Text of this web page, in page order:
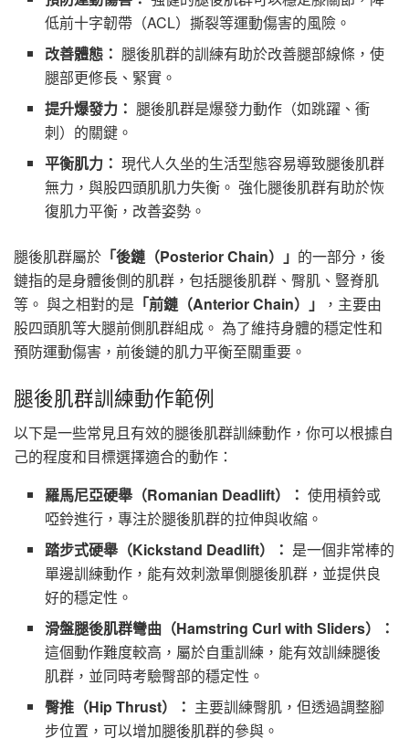
低前十字韌帶（ACL）撕裂等運動傷害的風險。
改善體態： 腿後肌群的訓練有助於改善腿部線條，使
腿部更修長、緊實。
提升爆發力： 腿後肌群是爆發力動作（如跳躍、衝
刺）的關鍵。
平衡肌力： 現代人久坐的生活型態容易導致腿後肌群
無力，與股四頭肌肌力失衡。 強化腿後肌群有助於恢
復肌力平衡，改善姿勢。
腿後肌群屬於 「後鏈（Posterior Chain）」 的一部分，後
鏈指的是身體後側的肌群，包括腿後肌群、臀肌、豎脊肌
等。 與之相對的是 「前鏈（Anterior Chain）」
，主要由
股四頭肌等大腿前側肌群組成。 為了維持身體的穩定性和
預防運動傷害，前後鏈的肌力平衡至關重要。
腿後肌群訓練動作範例
以下是一些常見且有效的腿後肌群訓練動作，你可以根據自
己的程度和目標選擇適合的動作：
羅馬尼亞硬舉（Romanian Deadlift）： 使用槓鈴或
啞鈴進行，專注於腿後肌群的拉伸與收縮。
踏步式硬舉（Kickstand Deadlift）： 是一個非常棒的
單邊訓練動作，能有效刺激單側腿後肌群，並提供良
好的穩定性。
滑盤腿後肌群彎曲（Hamstring Curl with Sliders）：
這個動作難度較高，屬於自重訓練，能有效訓練腿後
肌群，並同時考驗臀部的穩定性。
臀推（Hip Thrust）： 主要訓練臀肌，但透過調整腳
步位置，可以增加腿後肌群的參與。